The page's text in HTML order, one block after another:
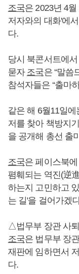
조국은 2023년 4
저자와의 대화'에
다.
당시 북콘서트에
묻자 조국은 “말씀
참석자들은 “출마
같은 해 6월11일에
저를 찾아 책방지
을 공개해 총선 출
조국은 페이스북에
폄훼되는 역진(逆
하는지 고민하고
는 길'을 걸어가겠
△법무부 장관 사
조국은 법무부 장
재판에 임하면서
다.